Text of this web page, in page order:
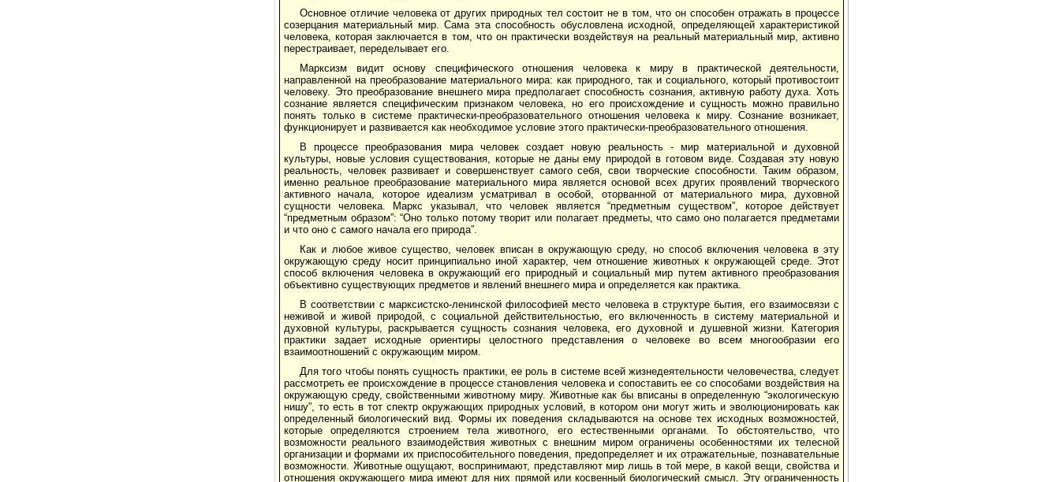
Основное отличие человека от других природных тел состоит не в том, что он способен отражать в процессе
созерцания материальный мир. Сама эта способность обусловлена исходной, определяющей характеристикой
человека, которая заключается в том, что он практически воздействуя на реальный материальный мир, активно
перестраивает, переделывает его.
Марксизм видит основу специфического отношения человека к миру в практической деятельности,
направленной на преобразование материального мира: как природного, так и социального, который противостоит
человеку. Это преобразование внешнего мира предполагает способность сознания, активную работу духа. Хоть
сознание является специфическим признаком человека, но его происхождение и сущность можно правильно
понять только в системе практически-преобразовательного отношения человека к миру. Сознание возникает,
функционирует и развивается как необходимое условие этого практически-преобразовательного отношения.
В процессе преобразования мира человек создает новую реальность - мир материальной и духовной
культуры, новые условия существования, которые не даны ему природой в готовом виде. Создавая эту новую
реальность, человек развивает и совершенствует самого себя, свои творческие способности. Таким образом,
именно реальное преобразование материального мира является основой всех других проявлений творческого
активного начала, которое идеализм усматривал в особой, оторванной от материального мира, духовной
сущности человека. Маркс указывал, что человек является “предметным существом”, которое действует
“предметным образом”: “Оно только потому творит или полагает предметы, что само оно полагается предметами
и что оно с самого начала его природа”.
Как и любое живое существо, человек вписан в окружающую среду, но способ включения человека в эту
окружающую среду носит принципиально иной характер, чем отношение животных к окружающей среде. Этот
способ включения человека в окружающий его природный и социальный мир путем активного преобразования
объективно существующих предметов и явлений внешнего мира и определяется как практика.
В соответствии с марксистско-ленинской философией место человека в структуре бытия, его взаимосвязи с
неживой и живой природой, с социальной действительностью, его включенность в систему материальной и
духовной культуры, раскрывается сущность сознания человека, его духовной и душевной жизни. Категория
практики задает исходные ориентиры целостного представления о человеке во всем многообразии его
взаимоотношений с окружающим миром.
Для того чтобы понять сущность практики, ее роль в системе всей жизнедеятельности человечества, следует
рассмотреть ее происхождение в процессе становления человека и сопоставить ее со способами воздействия на
окружающую среду, свойственными животному миру. Животные как бы вписаны в определенную “экологическую
нишу”, то есть в тот спектр окружающих природных условий, в котором они могут жить и эволюционировать как
определенный биологический вид. Формы их поведения складываются на основе тех исходных возможностей,
которые определяются строением тела животного, его естественными органами. То обстоятельство, что
возможности реального взаимодействия животных с внешним миром ограничены особенностями их телесной
организации и формами их приспособительного поведения, предопределяет и их отражательные, познавательные
возможности. Животные ощущают, воспринимают, представляют мир лишь в той мере, в какой вещи, свойства и
отношения окружающего мира имеют для них прямой или косвенный биологический смысл. Эту ограниченность